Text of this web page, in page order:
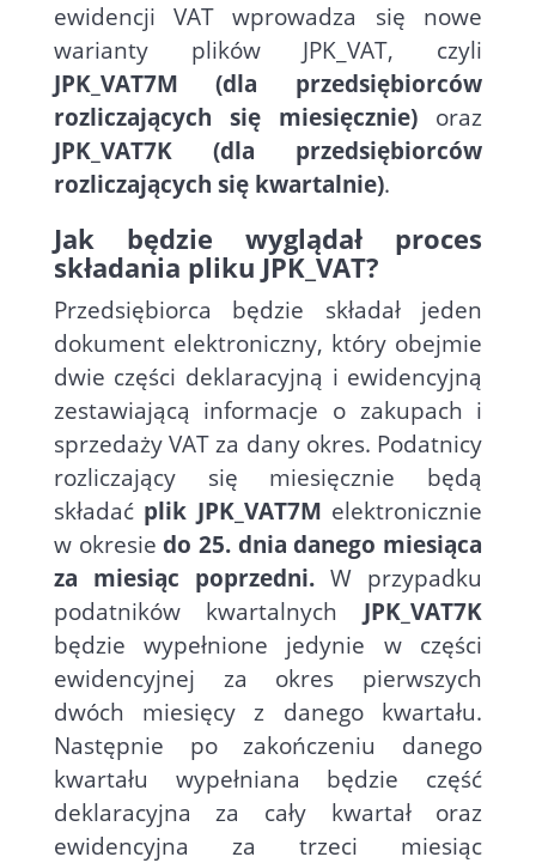
ewidencji VAT wprowadza się nowe
warianty plików JPK_VAT, czyli
JPK_VAT7M (dla przedsiębiorców
rozliczających się miesięcznie) oraz
JPK_VAT7K (dla przedsiębiorców
rozliczających się kwartalnie).
Jak będzie wyglądał proces
składania pliku JPK_VAT?
Przedsiębiorca będzie składał jeden
dokument elektroniczny, który obejmie
dwie części deklaracyjną i ewidencyjną
zestawiającą informacje o zakupach i
sprzedaży VAT za dany okres. Podatnicy
rozliczający się miesięcznie będą
składać plik JPK_VAT7M elektronicznie
w okresiedo 25. dnia danego miesiąca
za miesiąc poprzedni. W przypadku
podatników kwartalnych JPK_VAT7K
będzie wypełnione jedynie w części
ewidencyjnej za okres pierwszych
dwóch miesięcy z danego kwartału.
Następnie po zakończeniu danego
kwartału wypełniana będzie część
deklaracyjna za cały kwartał oraz
ewidencyjna za trzeci miesiąc